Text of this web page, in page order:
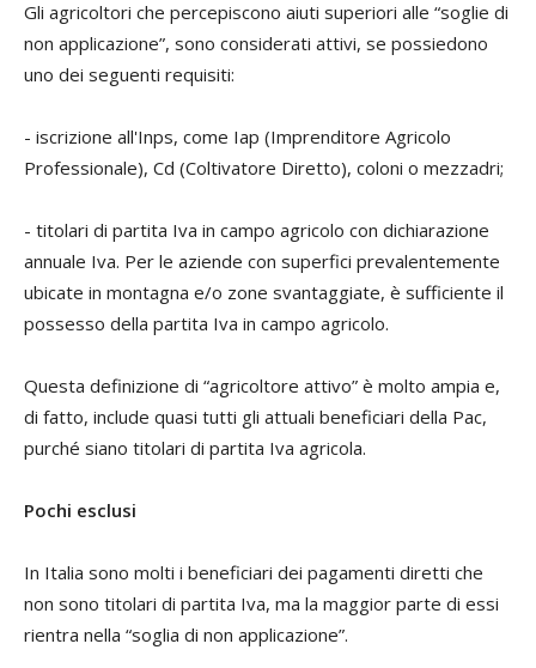
Gli agricoltori che percepiscono aiuti superiori alle “soglie di
non applicazione”, sono considerati attivi, se possiedono
uno dei seguenti requisiti:
- iscrizione all'Inps, come Iap (Imprenditore Agricolo
Professionale), Cd (Coltivatore Diretto), coloni o mezzadri;
- titolari di partita Iva in campo agricolo con dichiarazione
annuale Iva. Per le aziende con superfici prevalentemente
ubicate in montagna e/o zone svantaggiate, è sufficiente il
possesso della partita Iva in campo agricolo.
Questa definizione di “agricoltore attivo” è molto ampia e,
di fatto, include quasi tutti gli attuali beneficiari della Pac,
purché siano titolari di partita Iva agricola.
Pochi esclusi
In Italia sono molti i beneficiari dei pagamenti diretti che
non sono titolari di partita Iva, ma la maggior parte di essi
rientra nella “soglia di non applicazione”.